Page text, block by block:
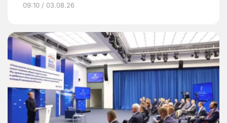
09:10 / 03.08.26